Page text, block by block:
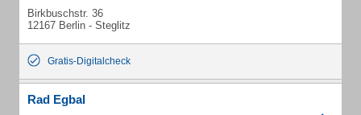
Birkbuschstr. 36
12167 Berlin - Steglitz
Gratis-Digitalcheck
Rad Egbal